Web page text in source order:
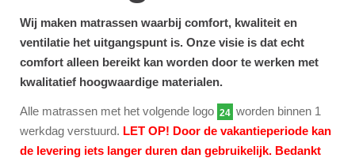
Wij maken matrassen waarbij comfort, kwaliteit en
ventilatie het uitgangspunt is. Onze visie is dat echt
comfort alleen bereikt kan worden door te werken met
kwalitatief hoogwaardige materialen.
Alle matrassen met het volgende logo 24 worden binnen 1
werkdag verstuurd. LET OP! Door de vakantieperiode kan
de levering iets langer duren dan gebruikelijk. Bedankt